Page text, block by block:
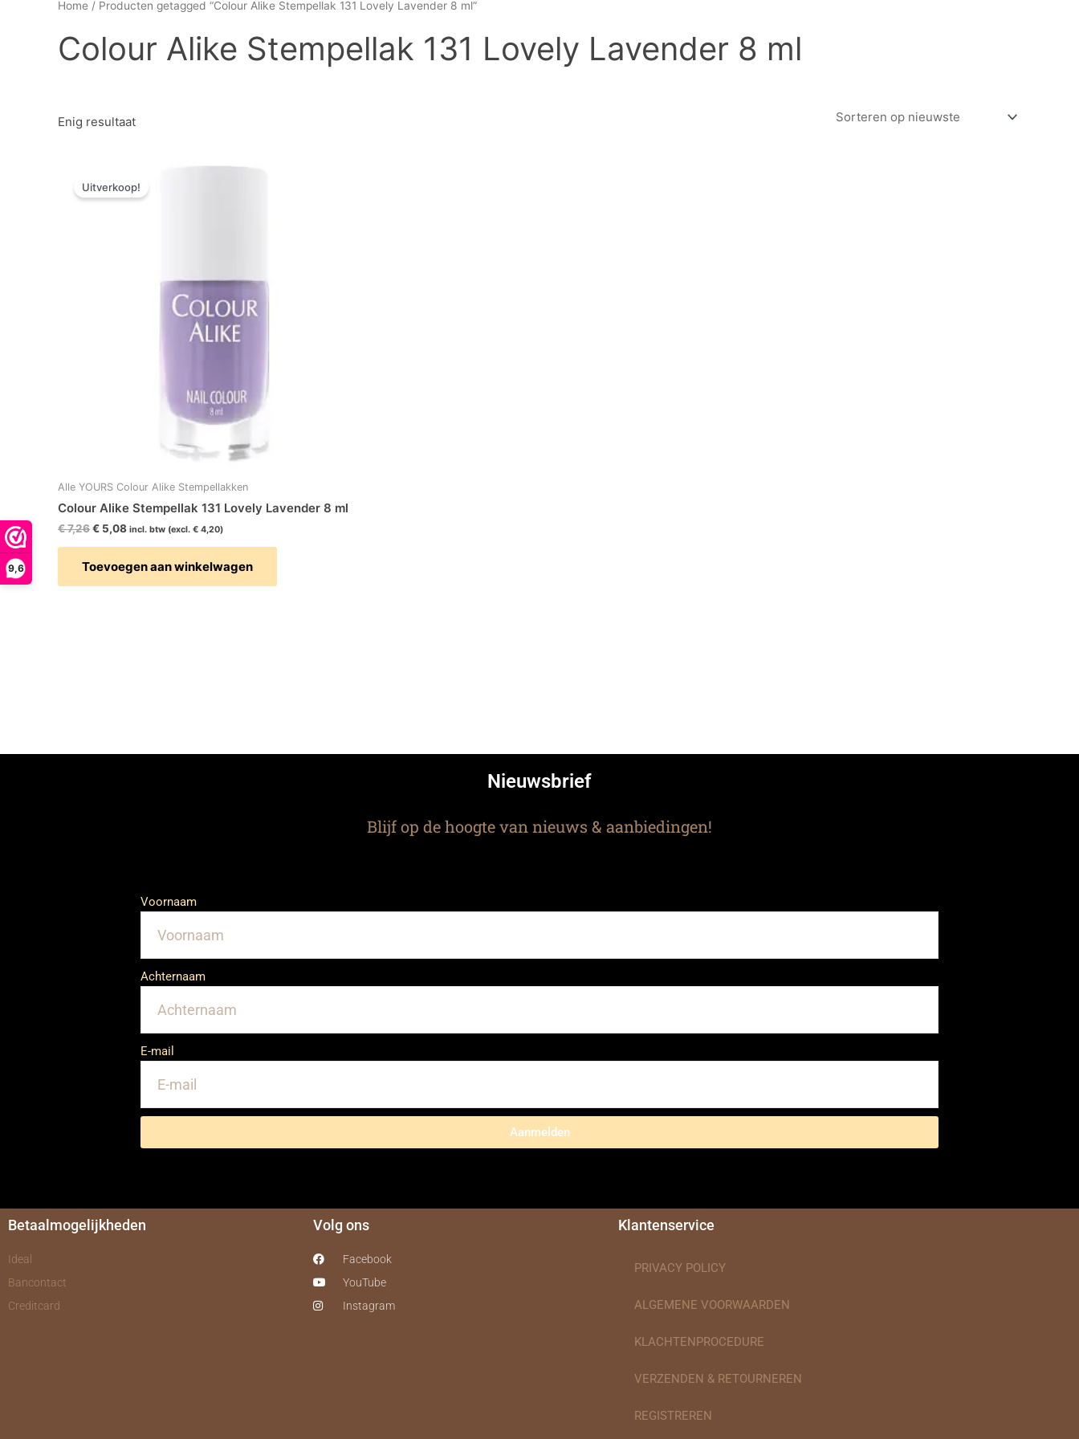
9,6
Home / Producten getagged “Colour Alike Stempellak 131 Lovely Lavender 8 ml”
Colour Alike Stempellak 131 Lovely Lavender 8 ml
Enig resultaat
Uitverkoop!
Alle YOURS Colour Alike Stempellakken
Colour Alike Stempellak 131 Lovely Lavender 8 ml
€7,26
prijs
was:
€ 5,08
prijs
is:
incl. btw (excl. € 4,20)
Toevoegen aan winkelwagen
Nieuwsbrief
Blijf op de hoogte van nieuws & aanbiedingen!
Voornaam
Achternaam
E-mail
Aanmelden
Betaalmogelijkheden
Ideal
Bancontact
Creditcard
Volg ons
Facebook
YouTube
Instagram
Klantenservice
PRIVACY POLICY
ALGEMENE VOORWAARDEN
KLACHTENPROCEDURE
VERZENDEN & RETOURNEREN
REGISTREREN